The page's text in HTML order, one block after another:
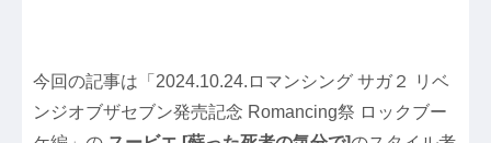
今回の記事は「2024.10.24.ロマンシング サガ２ リベ
ンジオブザセブン発売記念 Romancing祭 ロックブー